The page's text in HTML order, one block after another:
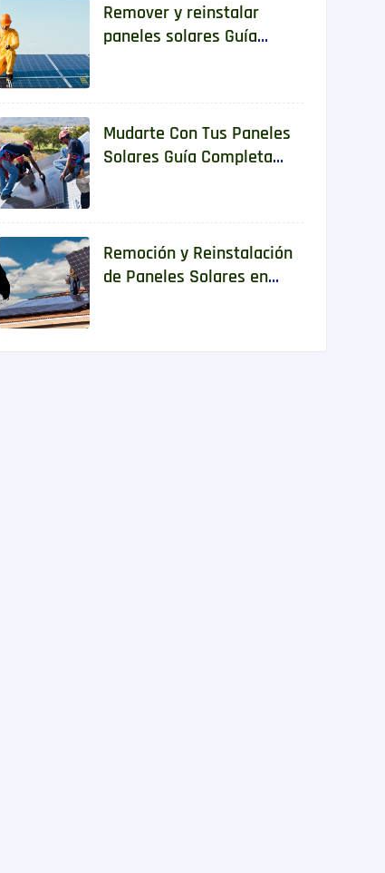
Remover y reinstalar
paneles solares Guía
Mudarte Con Tus Paneles
Solares Guía Completa
Remoción y Reinstalación
de Paneles Solares en